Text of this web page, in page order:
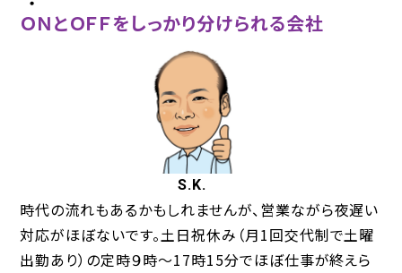
ＯＮとＯＦＦをしっかり分けられる会社
S.K.
時代の流れもあるかもしれませんが、営業ながら夜遅い
対応がほぼないです。土日祝休み（月1回交代制で土曜
出勤あり）の定時９時～17時15分でほぼ仕事が終えら